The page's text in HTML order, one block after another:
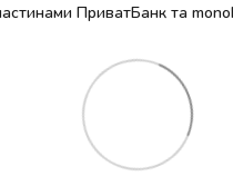
ПриватБанк та